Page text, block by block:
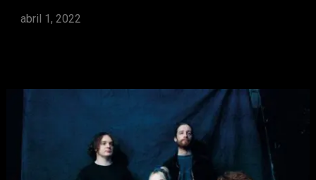
abril 1, 2022